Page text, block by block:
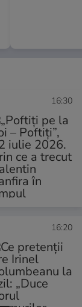
16:30
16:20